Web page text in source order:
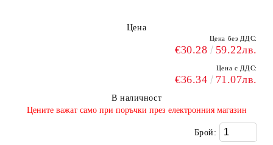
Цена
Цена без ДДС:
€30.28 59.22лв.
Цена с ДДС:
€36.34 71.07лв.
В наличност
​Цените важат само при поръчки през електронния магазин
Брой: